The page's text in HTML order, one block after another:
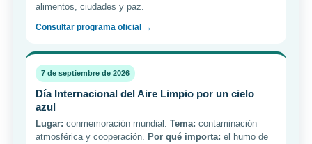
alimentos, ciudades y paz.
Consultar programa oficial →
7 de septiembre de 2026
Día Internacional del Aire Limpio por un cielo
azul
Lugar: conmemoración mundial. Tema: contaminación
atmosférica y cooperación. Por qué importa: el humo de